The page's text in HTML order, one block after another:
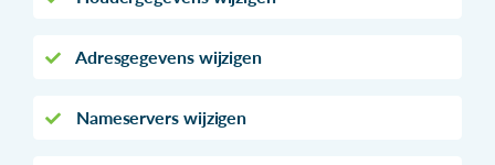
Adresgegevens wijzigen
Nameservers wijzigen